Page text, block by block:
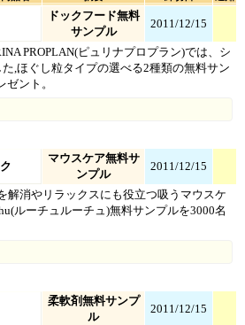
ドックフード無料
サンプル
2011/12/15
PROPLAN(ピュリナプロプラン)では、シ
,ほぐし粒タイプの選べる2種類の無料サン
ント。
マウスケア無料サ
ンプル
2011/12/15
解消やリラックスにも役立つ吸うマウスケ
ルーチュルーチュ)無料サンプルを3000名
柔軟剤無料サンプ
ル
2011/12/15